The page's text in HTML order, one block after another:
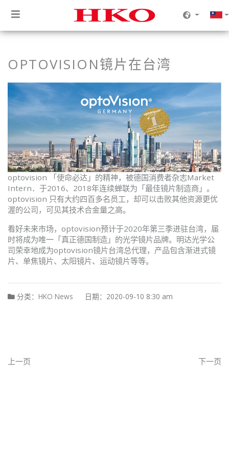
OPTOVISION镜片在台湾
optovision 「使命必达」的精神，被德国消费者杂志Market
Intern．于2016、2018年连续蝉联为「最佳镜片制造商」。
optovision 只有大约四百多名员工，却可以击败其他资源更优
渥的公司，可见其技术合金量之高。
看好未来市场，optovision预计于2020年第三季进驻台湾，届
时将成为唯一「真正德国制造」的光学镜片品牌。明达光学公
司荣幸地成为optovision镜片台湾总代理，产品包含渐进式镜
片、单焦镜片、太阳镜片、运动镜片等等。
分类： HKO News 日期：2020-09-10 8:30 am
上一页 下一页